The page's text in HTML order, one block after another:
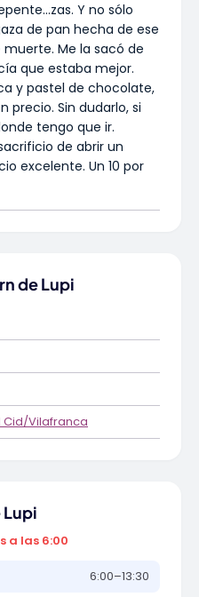
Y no sólo
de pan hecha de ese
Me la sacó de
que estaba mejor.
y pastel de chocolate,
precio. Sin dudarlo, si
tengo que ir.
de abrir un
excelente. Un 10 por
de Lupi
Vilafranca
Lupi
a las 6:00
6:00–13:30